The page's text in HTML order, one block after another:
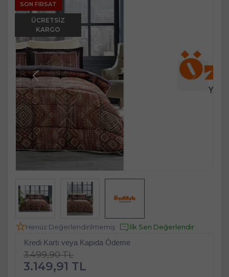
SON FIRSAT
ÜCRETSIZ
KARGO
Henüz Değerlendirilmemiş İlk Sen Değerlendir
Kredi Kartı veya Kapıda Ödeme
3.499,90 TL
3.149,91 TL